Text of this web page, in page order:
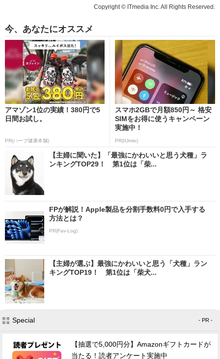
Copyright © ITmedia Inc. All Rights Reserved.
今、あなたにオススメ
アマゾン1位の実績！380円で5
日間お試し。
PR(ハーブ健康本舗)
スマホ2GBで月額850円～ 格安
SIMをお得に使うキャンペーン
実施中！
PR(IIJmio)
【主婦に聞いた】「最強にかわいいと思う犬種」ラ
ンキングTOP29！ 第1位は「柴...
FPが解説！Apple製品を分割手数料0円で入手する
方法とは？
PR(Fav-Log)
【主婦が選ぶ】最強にかわいいと思う「犬種」ラン
キングTOP19！ 第1位は「柴犬...
Special - PR -
【抽選で5,000円分】Amazonギフトカードが
当たる！読者アンケート実施中